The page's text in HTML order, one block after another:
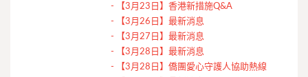
-
【3月23日】香港新措施Q&A
-
【3月26日】最新消息
-
【3月27日】最新消息
-
【3月28日】最新消息
-
【3月28日】僑團愛心守護人協助熱線